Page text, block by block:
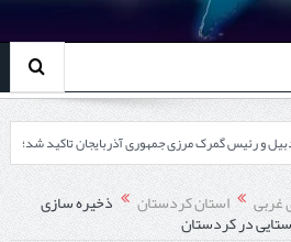
و رئیس گمرک مرزی جمهوری آذربایجان تاکید شد؛
مرزی ایران و جمهوری آذربایجان ضرورت دارد
چابهار، جایی که دریا به زندگی سلام می‌کند
غربی استان کردستان ذخیره سازی